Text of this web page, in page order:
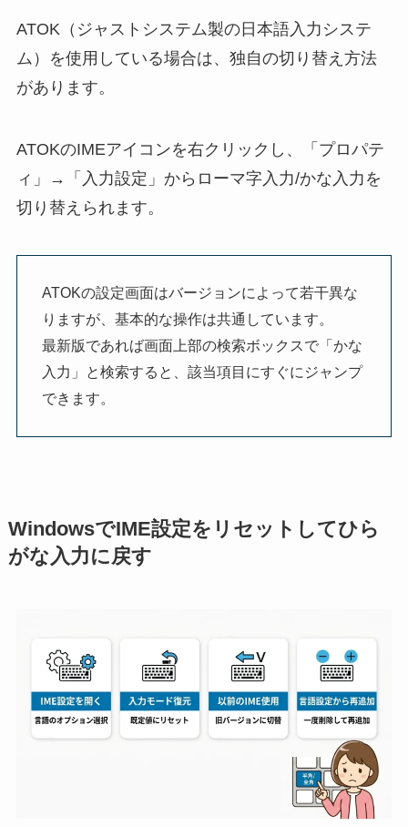
ATOK（ジャストシステム製の日本語入力システ
ム）を使用している場合は、独自の切り替え方法
があります。
ATOKのIMEアイコンを右クリックし、「プロパテ
ィ」→「入力設定」からローマ字入力/かな入力を
切り替えられます。
ATOKの設定画面はバージョンによって若干異な
りますが、基本的な操作は共通しています。
最新版であれば画面上部の検索ボックスで「かな
入力」と検索すると、該当項目にすぐにジャンプ
できます。
WindowsでIME設定をリセットしてひら
がな入力に戻す